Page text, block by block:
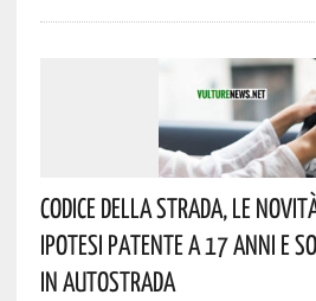
Codice Della Strada, Le
Ipotesi Patente A 17 Anni E
In Autostrada